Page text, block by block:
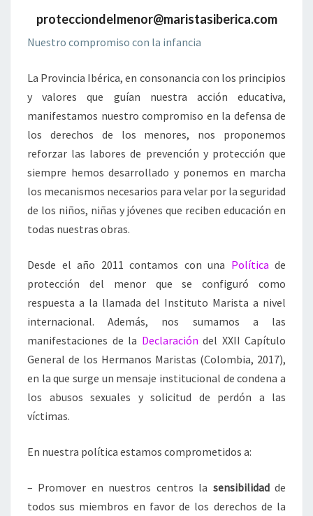
protecciondelmenor@maristasiberica.com
Nuestro compromiso con la infancia
La Provincia Ibérica, en consonancia con los principios
y valores que guían nuestra acción educativa,
manifestamos nuestro compromiso en la defensa de
los derechos de los menores, nos proponemos
reforzar las labores de prevención y protección que
siempre hemos desarrollado y ponemos en marcha
los mecanismos necesarios para velar por la seguridad
de los niños, niñas y jóvenes que reciben educación en
todas nuestras obras.
Desde el año 2011 contamos con una Política de
protección del menor que se configuró como
respuesta a la llamada del Instituto Marista a nivel
internacional. Además, nos sumamos a las
manifestaciones de la Declaración del XXII Capítulo
General de los Hermanos Maristas (Colombia, 2017),
en la que surge un mensaje institucional de condena a
los abusos sexuales y solicitud de perdón a las
víctimas.
En nuestra política estamos comprometidos a:
– Promover en nuestros centros la sensibilidadde
todos sus miembros en favor de los derechos de la